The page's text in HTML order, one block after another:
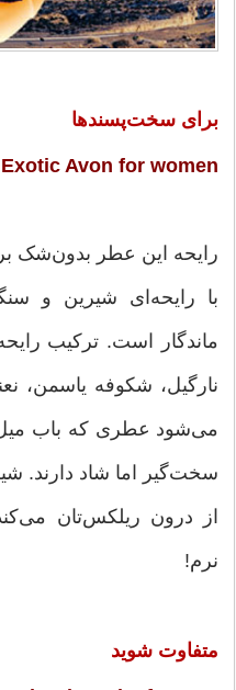
برای سخت‌پسندها
Avon for women
رایحه این عطر
با رایحه‌ای شیرین و
ماندگار است. ترکیب
نارگیل، شکوفه یاسمن،
می‌شود عطری که باب
سخت‌گیر اما شاد دارند.
از درون ریلکس‌تان
نرم!
متفاوت شوید